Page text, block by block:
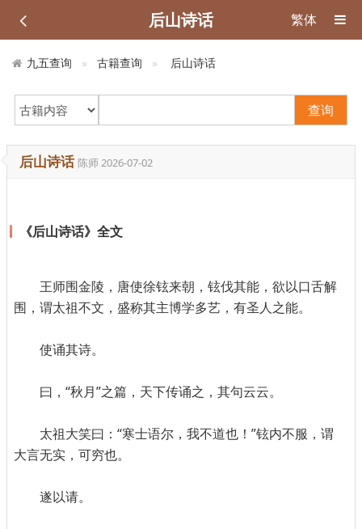
后山诗话 繁体
九五查询 古籍查询 后山诗话
查询
后山诗话陈师2026-07-02
《后山诗话》全文
王师围金陵，唐使徐铉来朝，铉伐其能，欲以口舌解
围，谓太祖不文，盛称其主博学多艺，有圣人之能。
使诵其诗。
曰，“秋月”之篇，天下传诵之，其句云云。
太祖大笑曰：“寒士语尔，我不道也！”铉内不服，谓
大言无实，可穷也。
遂以请。